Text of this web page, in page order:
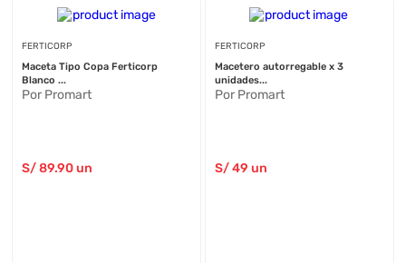
FERTICORP
Maceta Tipo Copa Ferticorp
Blanco ...
Por Promart
S/89.90 un
FERTICORP
Macetero autorregable x 3
unidades...
Por Promart
S/49 un